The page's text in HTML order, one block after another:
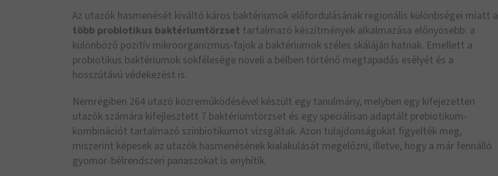
Az utazók hasmenését kiváltó káros baktériumok előfordulásának regionális különbségei miatt a
több probiotikus baktériumtörzset tartalmazó készítmények alkalmazása előnyösebb: a
különböző pozitív mikroorganizmus-fajok a baktériumok széles skáláján hatnak. Emellett a
probiotikus baktériumok sokfélesége növeli a bélben történő megtapadás esélyét és a
hosszútávú védekezést is.
Nemrégiben 264 utazó közreműködésével készült egy tanulmány, melyben egy kifejezetten
utazók számára kifejlesztett 7 baktériumtörzset és egy speciálisan adaptált prebiotikum-
kombinációt tartalmazó szinbiotikumot vizsgáltak. Azon tulajdonságukat figyelték meg,
miszerint képesek az utazók hasmenésének kialakulását megelőzni, illetve, hogy a már fennálló
gyomor-bélrendszeri panaszokat is enyhítik.